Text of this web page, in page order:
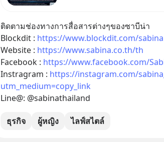
เดือนที่ผ่านมา แต่ความจริงคื
เดินหน้าลงทุน AI
ติดตามช่องทางการสื่อสารต่างๆของซาบีน่า
Blockdit : https://www.blockdit.com/sabina
Website : https://www.sabina.co.th/th
Facebook : https://www.facebook.com/
Instragram : https://instagram.com/
utm_medium=copy_link
Line@: @sabinathailand
ธุรกิจ ผู้หญิง ไลฟ์สไตล์